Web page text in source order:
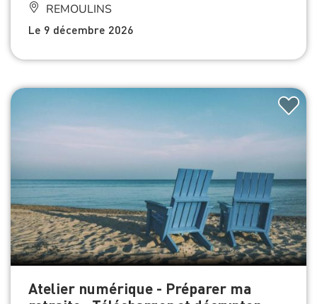
REMOULINS
Le 9 décembre 2026
Atelier numérique - Préparer ma